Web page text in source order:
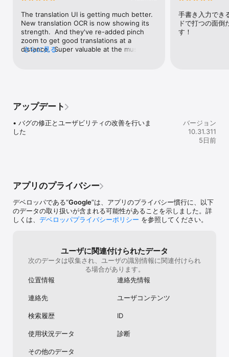
翻訳対応言語:
アイスランド語, アイマラ語, アイルランド語, アヴァル語, アゼルバ
イジャン語, アチェ語, アチョリ語, アッサム語, アファール語, アブ
ハズ語, アフリカーンス語, アムハラ語, アラビア語, アルール語, ア
スペラント語, オセット語, オック語, オランダ語, オリヤ語, オロモ
語, カーシ語, ガー語, カザフ語, カタルーニャ語, カヌリ語, カラー
語, キニヤルワンダ語, ギリシャ語, キルギス語, グアラニ語, グジャ
ラート語, クメール語, クリオ語, クリミア タタール語（キリル文
字）, クリミア タタール語（ラテン文字）, クルド語（クルマンジ
語（オルチキ文字）, サンタル語（ラテン文字）, シチリア語, ジャ
（グルジア語）, ショナ語, シロンスク語, シンド語, シンハラ語, ジ
ンポー語, スウェーデン語, ズールー語, スコットランド ゲール語,
スス語, スペイン語, スロバキア語, スロベニア語, スワート語, スワ
チ語, タマージク語, タマージク語（ティフィナグ）, タミル語, ダリ
ー語, チェコ語, チェチェン語, チェワ語, チベット語, チャモロ語,
チュヴァシ語, チューク語, ツォンガ語, ツワナ語, ティグリニャ語,
ティブ語, ディベヒ語, ディンカ語, テトゥン語, テルグ語, デンマー
ク語, ドイツ語, トゥイ語, トゥバ語, トゥル語, トゥンブカ語, トク
ナワトル語（東部ウアステカ）, ヌエル語, ネパールバサ語（ネワー
ハカ チン語, バシキール語, パシュト語, バスク語, バタク カロ語,
ルーチー語, ハワイ語, パンガシナン語, ハンガリー語, パンジャブ語
パンガ語, ビコール語, ヒリガイノン語, ヒンディー語, フィジー語,
The translation UI is getting much better.
New translation OCR is now showing its
strength.  And they've re-added pinch
zoom to get good translations at a
distance.  Super valuable at the museums
over to offline mode.  Would give a solid
5-start rating if the engineering can get
this figured out.  Would be way better to
use offline within about 5sec of not
getting a result from online resources.
さらに見る
手書き入力でき
ドで打つの面倒
す！
アップデート
• バグの修正とユーザビリティの改善を行いま
した
バージョン
10.31.311
5日前
アプリのプライバシー
デベロッパである“Google”は、アプリのプライバシー慣行に、以下
のデータの取り扱いが含まれる可能性があることを示しました。詳
しくは、 デベロッパプライバシーポリシー を参照してください。
ユーザに関連付けられたデータ
次のデータは収集され、ユーザの識別情報に関連付けられ
る場合があります。
位置情報
連絡先情報
連絡先 ユーザコンテンツ
検索履歴 ID
使用状況データ 診断
その他のデータ